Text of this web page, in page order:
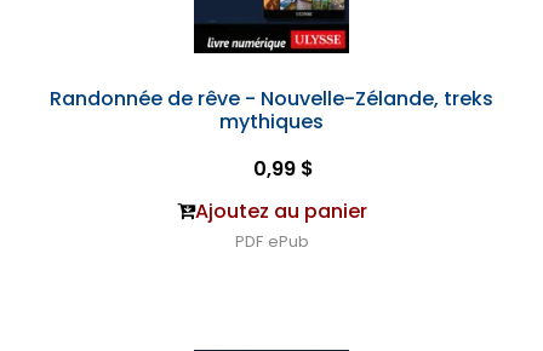
Randonnée de rêve - Nouvelle-Zélande, treks
mythiques
0,99 $
Ajoutez au panier
PDF ePub